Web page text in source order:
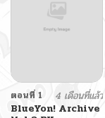
ตอนที่ 1
4 เดือนที่แล้ว
BlueYon! Archive